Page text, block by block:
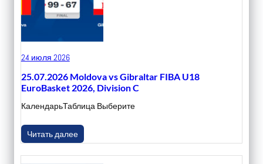
24 июля 2026
25.07.2026 Moldova vs Gibraltar FIBA U18
EuroBasket 2026, Division C
КалендарьТаблица Выберите
Читать далее